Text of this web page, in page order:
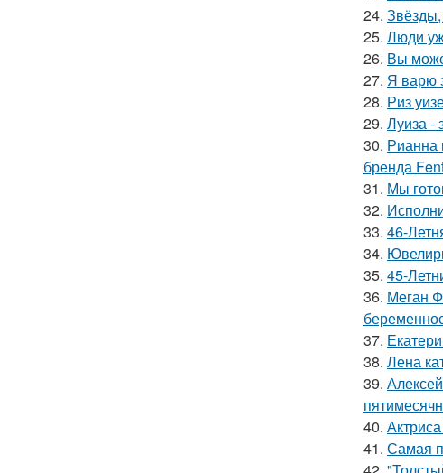
24.
25. Люди
26. Вы
27. Я варю
28. Риз
29. Луиза -
30. Рианна
бренда
31. Мы
32.
33. 46-
34.
35. 45-
36. Меган
37.
38. Лена
39.
40.
41. Самая